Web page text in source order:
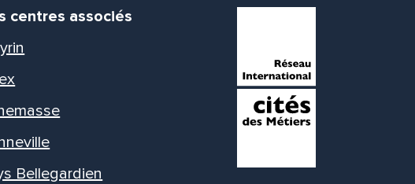
centres associés
Bellegardien